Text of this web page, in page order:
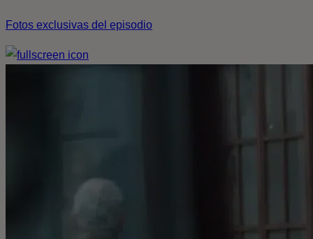
Fotos exclusivas del episodio